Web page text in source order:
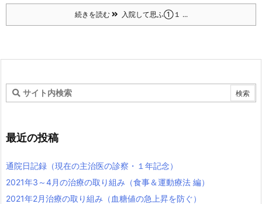
続きを読む 入院して思ふ①１ ...
最近の投稿
通院日記録（現在の主治医の診察・１年記念）
2021年3～4月の治療の取り組み（食事＆運動療法 編）
2021年2月治療の取り組み（血糖値の急上昇を防ぐ）